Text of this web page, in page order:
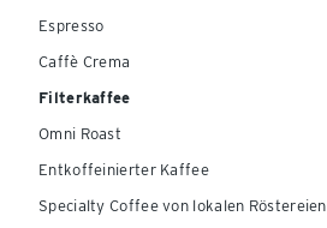
Espresso
Caffè Crema
Filterkaffee
Omni Roast
Entkoffeinierter Kaffee
Specialty Coffee von lokalen Röstereien